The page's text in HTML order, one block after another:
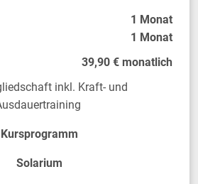
1 Monat
1 Monat
39,90 € monatlich
inkl. Kraft- und
Kursprogramm
Solarium